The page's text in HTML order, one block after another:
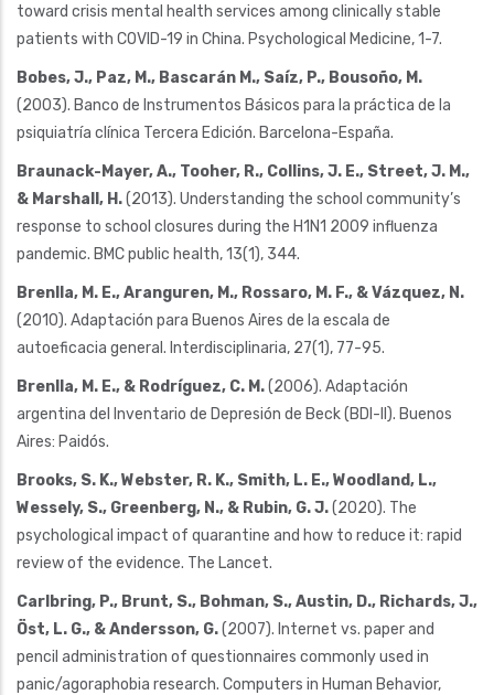
toward crisis mental health services among clinically stable
patients with COVID-19 in China. Psychological Medicine, 1-7.
Bobes, J., Paz, M., Bascarán M., Saíz, P., Bousoño, M.
(2003). Banco de Instrumentos Básicos para la práctica de la
psiquiatría clínica Tercera Edición. Barcelona-España.
Braunack-Mayer, A., Tooher, R., Collins, J. E., Street, J. M.,
& Marshall, H.(2013). Understanding the school community’s
response to school closures during the H1N1 2009 influenza
pandemic. BMC public health, 13(1), 344.
Brenlla, M. E., Aranguren, M., Rossaro, M. F., & Vázquez, N.
(2010). Adaptación para Buenos Aires de la escala de
autoeficacia general. Interdisciplinaria, 27(1), 77-95.
Brenlla, M. E., & Rodríguez, C. M.(2006). Adaptación
argentina del Inventario de Depresión de Beck (BDI-II). Buenos
Aires: Paidós.
Brooks, S. K., Webster, R. K., Smith, L. E., Woodland, L.,
Wessely, S., Greenberg, N., & Rubin, G. J.(2020). The
psychological impact of quarantine and how to reduce it: rapid
review of the evidence. The Lancet.
Carlbring, P., Brunt, S., Bohman, S., Austin, D., Richards, J.,
Öst, L. G., & Andersson, G.(2007). Internet vs. paper and
pencil administration of questionnaires commonly used in
panic/agoraphobia research. Computers in Human Behavior,